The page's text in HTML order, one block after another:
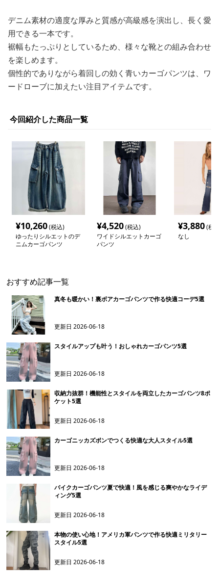
デニム素材の適度な厚みと質感が高級感を演出し、長く愛
用できる一本です。
裾幅もたっぷりとしているため、様々な靴との組み合わせ
を楽しめます。
個性的でありながら着回しの効く青いカーゴパンツは、ワ
ードローブに加えたい注目アイテムです。
今回紹介した商品一覧
¥10,260(税込)
ゆったりシルエットのデ
ニムカーゴパンツ
¥4,520(税込)
ワイドシルエットカーゴ
パンツ
¥3,880(税
なし
おすすめ記事一覧
真冬も暖かい！裏ボアカーゴパンツで作る快適コーデ5選
更新日2026-06-18
スタイルアップも叶う！おしゃれカーゴパンツ5選
更新日2026-06-18
収納力抜群！機能性とスタイルを両立したカーゴパンツ8ポ
ケット5選
更新日2026-06-18
カーゴニッカズボンでつくる快適な大人スタイル5選
更新日2026-06-18
バイクカーゴパンツ夏で快適！風を感じる爽やかなライデ
ィング5選
更新日2026-06-18
本物の使い心地！アメリカ軍パンツで作る快適ミリタリー
スタイル5選
更新日2026-06-18